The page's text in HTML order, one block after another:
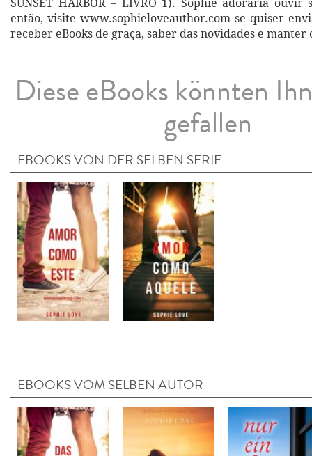
então, visite www.sophieloveauthor.com se quiser
receber eBooks de graça, saber das novidades e manter
Diese eBooks könnten
gefallen
EBOOKS VON DER SELBEN SERIE
EBOOKS VOM SELBEN AUTOR